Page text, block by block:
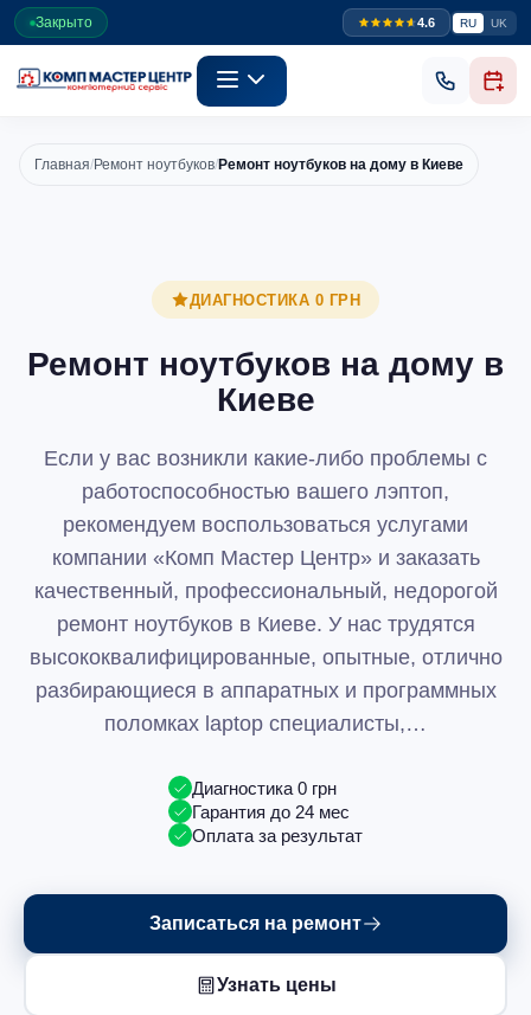
Закрыто 4.6 RU UK
Главная/Ремонт ноутбуков/Ремонт ноутбуков на дому в Киеве
ДИАГНОСТИКА 0 ГРН
Ремонт ноутбуков на дому в
Киеве
Если у вас возникли какие-либо проблемы с
работоспособностью вашего лэптоп,
рекомендуем воспользоваться услугами
компании «Комп Мастер Центр» и заказать
качественный, профессиональный, недорогой
ремонт ноутбуков в Киеве. У нас трудятся
высококвалифицированные, опытные, отлично
разбирающиеся в аппаратных и программных
поломках laptop специалисты,…
Диагностика 0 грн
Гарантия до 24 мес
Оплата за результат
Записаться на ремонт
Узнать цены